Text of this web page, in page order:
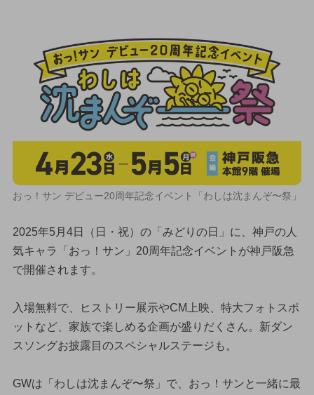
おっ！サン デビュー20周年記念イベント「わしは沈まんぞ〜祭」
2025年5月4日（日・祝）の「みどりの日」に、神戸の人
気キャラ「おっ！サン」20周年記念イベントが神戸阪急
で開催されます。
入場無料で、ヒストリー展示やCM上映、特大フォトスポ
ットなど、家族で楽しめる企画が盛りだくさん。新ダン
スソングお披露目のスペシャルステージも。
GWは「わしは沈まんぞ〜祭」で、おっ！サンと一緒に最